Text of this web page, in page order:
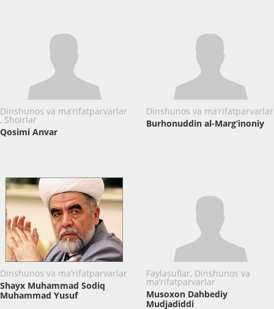
Dinshunos va ma’rifatparvarlar
, Shoirlar
Qosimi Anvar
Dinshunos va ma’rifatparvarlar
Burhonuddin al-Marg‘inoniy
Dinshunos va ma’rifatparvarlar
Shayx Muhammad Sodiq
Muhammad Yusuf
Faylasuflar, Dinshunos va
ma’rifatparvarlar
Musoxon Dahbediy
Mudjadiddi